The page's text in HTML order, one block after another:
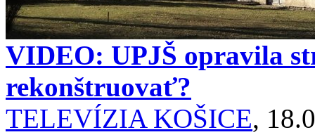
VIDEO: UPJŠ opravila
rekonštruovať?
TELEVÍZIA KOŠICE,